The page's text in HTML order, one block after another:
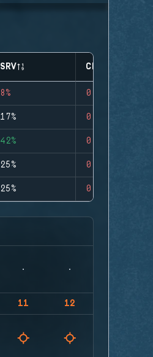
SRV CLUTCHES
8% 0
17% 0
42% 0
25% 0
25% 0
11 12